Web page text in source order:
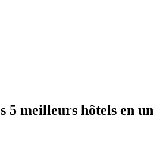
5 meilleurs hôtels en un